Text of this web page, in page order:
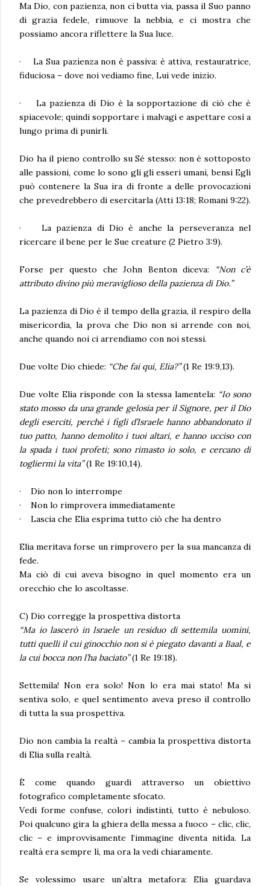
Ma Dio, con pazienza, non ci butta via, passa il Suo panno
di grazia fedele, rimuove la nebbia, e ci mostra che
possiamo ancora riflettere la Sua luce.
·
La Sua pazienza non è passiva: è attiva, restauratrice,
fiduciosa – dove noi vediamo fine, Lui vede inizio.
·
La pazienza di Dio è la sopportazione di ciò che è
spiacevole; quindi sopportare i malvagi e aspettare così a
lungo prima di punirli.
Dio ha il pieno controllo su Sé stesso: non è sottoposto
alle passioni, come lo sono gli gli esseri umani, bensì Egli
può contenere la Sua ira di fronte a delle provocazioni
che prevedrebbero di esercitarla (Atti 13:18; Romani 9:22).
·
La pazienza di Dio è anche la perseveranza nel
ricercare il bene per le Sue creature (2 Pietro 3:9).
Forse per questo che John Benton diceva:
“Non c’è
attributo divino più meraviglioso della pazienza di Dio.”
La pazienza di Dio è il tempo della grazia, il respiro della
misericordia, la prova che Dio non si arrende con noi,
anche quando noi ci arrendiamo con noi stessi.
Due volte Dio chiede: “Che fai qui, Elia?”(1 Re 19:9,13).
Due volte Elia risponde con la stessa lamentela: “Io sono
stato mosso da una grande gelosia per il Signore, per il Dio
degli eserciti, perché i figli d’Israele hanno abbandonato il
tuo patto, hanno demolito i tuoi altari, e hanno ucciso con
la spada i tuoi profeti; sono rimasto io solo, e cercano di
togliermi la vita” (1 Re 19:10,14).
·
Dio non lo interrompe
·
Non lo rimprovera immediatamente
·
Lascia che Elia esprima tutto ciò che ha dentro
Elia meritava forse un rimprovero per la sua mancanza di
fede.
Ma ciò di cui aveva bisogno in quel momento era un
orecchio che lo ascoltasse.
C) Dio corregge la prospettiva distorta
“Ma io lascerò in Israele un residuo di settemila uomini,
tutti quelli il cui ginocchio non si è piegato davanti a Baal, e
la cui bocca non l’ha baciato” (1 Re 19:18).
Settemila! Non era solo! Non lo era mai stato! Ma si
sentiva solo, e quel sentimento aveva preso il controllo
di tutta la sua prospettiva.
Dio non cambia la realtà – cambia la prospettiva distorta
di Elia sulla realtà.
È come quando guardi attraversoun obiettivo
fotografico completamente sfocato.
Vedi forme confuse, colori indistinti, tutto è nebuloso.
Poi qualcuno gira la ghiera della messa a fuoco – clic, clic,
clic – e improvvisamente l’immagine diventa nitida. La
realtà era sempre lì, ma ora la vedi chiaramente.
Se volessimo usare un’altra metafora: Elia guardava